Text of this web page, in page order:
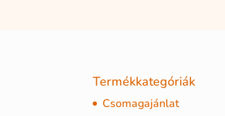
Termékkategóriák
Csomagajánlat